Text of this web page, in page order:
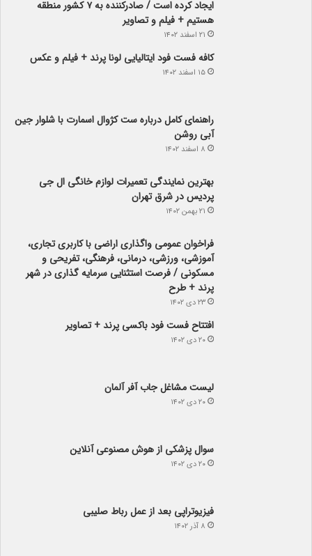
ایجاد کرده است / صادرکننده به ۷ کشور منطقه
هستیم + فیلم و تصاویر
۲۱ اسفند ۱۴۰۲
کافه فست فود ایتالیایی لونا پرند + فیلم و عکس
۱۵ اسفند ۱۴۰۲
راهنمای کامل درباره ست کژوال اسمارت با شلوار جین
آبی روشن
۸ اسفند ۱۴۰۲
بهترین نمایندگی تعمیرات لوازم خانگی ال جی
پردیس در شرق تهران
۲۱ بهمن ۱۴۰۲
فراخوان عمومی واگذاری اراضی با کاربری تجاری،
آموزشی، ورزشی، درمانی، فرهنگی، تفریحی و
مسکونی / فرصت استثنایی سرمایه گذاری در شهر
پرند + طرح
۲۳ دی ۱۴۰۲
افتتاح فست فود باکسی پرند + تصاویر
۲۰ دی ۱۴۰۲
لیست مشاغل جاب آفر آلمان
۲۰ دی ۱۴۰۲
سوال پزشکی از هوش مصنوعی آنلاین
۲۰ دی ۱۴۰۲
فیزیوتراپی بعد از عمل رباط صلیبی
۸ آذر ۱۴۰۲